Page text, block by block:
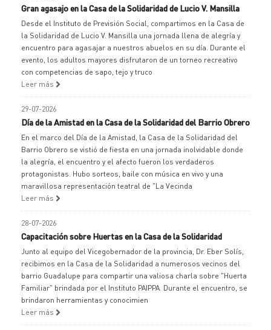
Gran agasajo en la Casa de la Solidaridad de Lucio V. Mansilla
Desde el Instituto de Previsión Social, compartimos en la Casa de
la Solidaridad de Lucio V. Mansilla una jornada llena de alegría y
encuentro para agasajar a nuestros abuelos en su día. Durante el
evento, los adultos mayores disfrutaron de un torneo recreativo
con competencias de sapo, tejo y truco
Leer más
29-07-2026
Día de la Amistad en la Casa de la Solidaridad del Barrio Obrero
En el marco del Día de la Amistad, la Casa de la Solidaridad del
Barrio Obrero se vistió de fiesta en una jornada inolvidable donde
la alegría, el encuentro y el afecto fueron los verdaderos
protagonistas. Hubo sorteos, baile con música en vivo y una
maravillosa representación teatral de "La Vecinda
Leer más
28-07-2026
Capacitación sobre Huertas en la Casa de la Solidaridad
Junto al equipo del Vicegobernador de la provincia, Dr. Eber Solís,
recibimos en la Casa de la Solidaridad a numerosos vecinos del
barrio Guadalupe para compartir una valiosa charla sobre "Huerta
Familiar" brindada por el Instituto PAIPPA. Durante el encuentro, se
brindaron herramientas y conocimien
Leer más